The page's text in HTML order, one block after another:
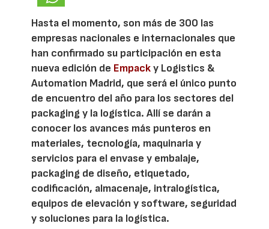
Hasta el momento, son más de 300 las
empresas nacionales e internacionales que
han confirmado su participación en esta
nueva edición de Empacky Logistics &
Automation Madrid, que será el único punto
de encuentro del año para los sectores del
packaging y la logística. Allí se darán a
conocer los avances más punteros en
materiales, tecnología, maquinaria y
servicios para el envase y embalaje,
packaging de diseño, etiquetado,
codificación, almacenaje, intralogística,
equipos de elevación y software, seguridad
y soluciones para la logística.